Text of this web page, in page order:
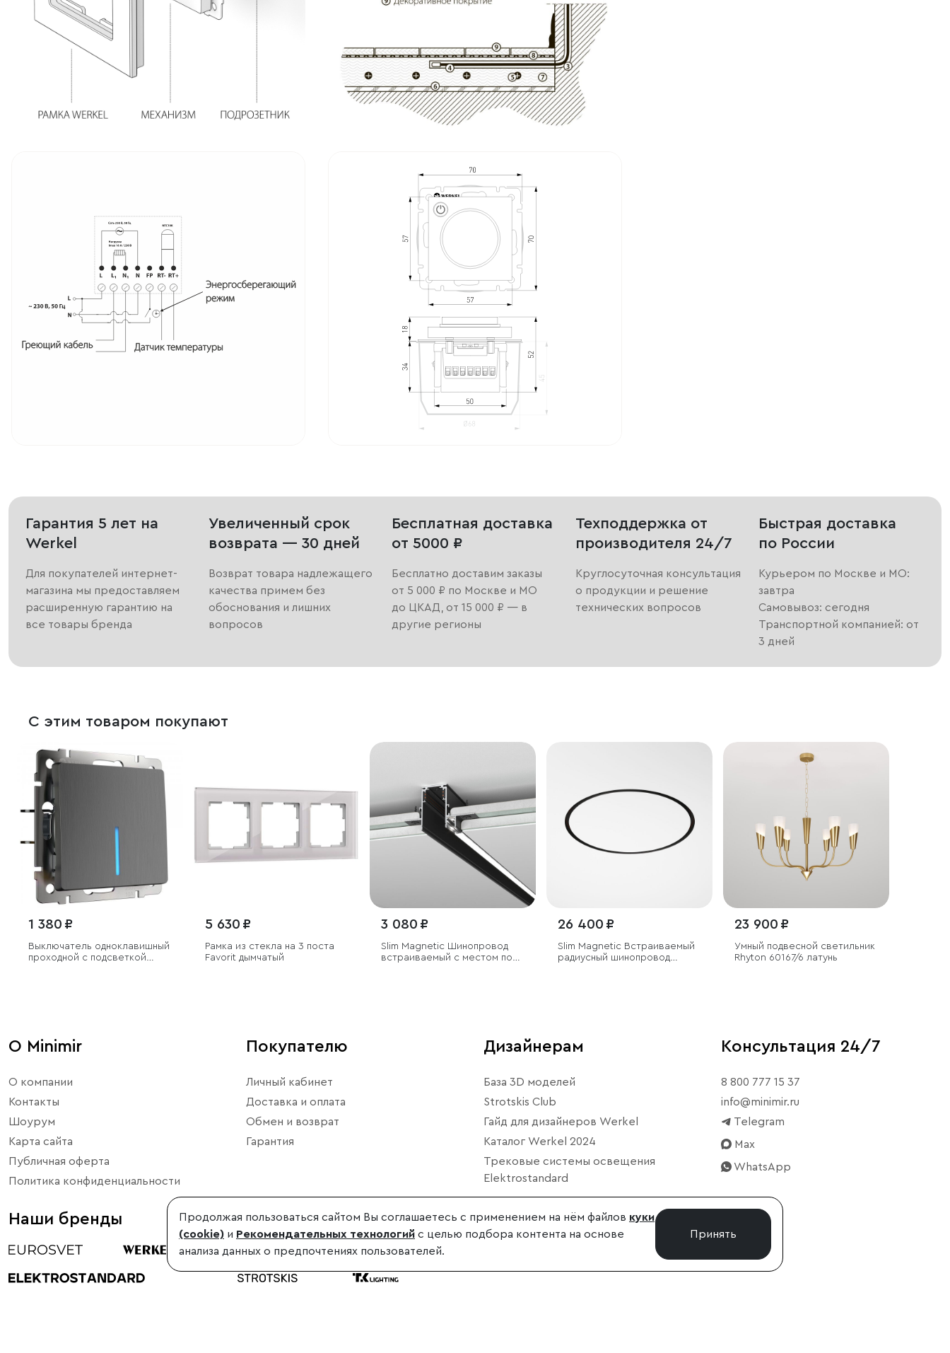
Гарантия 5 лет на
Werkel
Для покупателей интернет-
магазина мы предоставляем
расширенную гарантию на
все товары бренда
Увеличенный срок
возврата — 30 дней
Возврат товара надлежащего
качества примем без
обоснования и лишних
вопросов
Бесплатная доставка
от 5000 ₽
Бесплатно доставим заказы
от 5 000 ₽ по Москве и МО
до ЦКАД, от 15 000 ₽ — в
другие регионы
Техподдержка от
производителя 24/7
Круглосуточная консультация
о продукции и решение
технических вопросов
Быстрая доставка
по России
Курьером по Москве и МО:
завтра
Самовывоз: сегодня
Транспортной компанией: от
3 дней
С этим товаром покупают
1 380 ₽
Выключатель одноклавишный
проходной с подсветкой
5 630 ₽
Рамка из стекла на 3 поста
Favorit дымчатый
3 080 ₽
Slim Magnetic Шинопровод
встраиваемый с местом под
26 400 ₽
Slim Magnetic Встраиваемый
радиусный шинопровод
23 900 ₽
Умный подвесной светильник
Rhyton 60167/6 латунь
О Minimir
О компании
Контакты
Шоурум
Карта сайта
Публичная оферта
Политика конфиденциальности
Покупателю
Личный кабинет
Доставка и оплата
Обмен и возврат
Гарантия
Дизайнерам
База 3D моделей
Strotskis Club
Гайд для дизайнеров Werkel
Каталог Werkel 2024
Трековые системы освещения
Elektrostandard
Консультация 24/7
8 800 777 15 37
info@minimir.ru
Telegram
Max
WhatsApp
Наши бренды Продолжая пользоваться сайтом Вы соглашаетесь с применением на нём файлов куки
(cookie) и Рекомендательных технологий с целью подбора контента на основе
анализа данных о предпочтениях пользователей.
Принять